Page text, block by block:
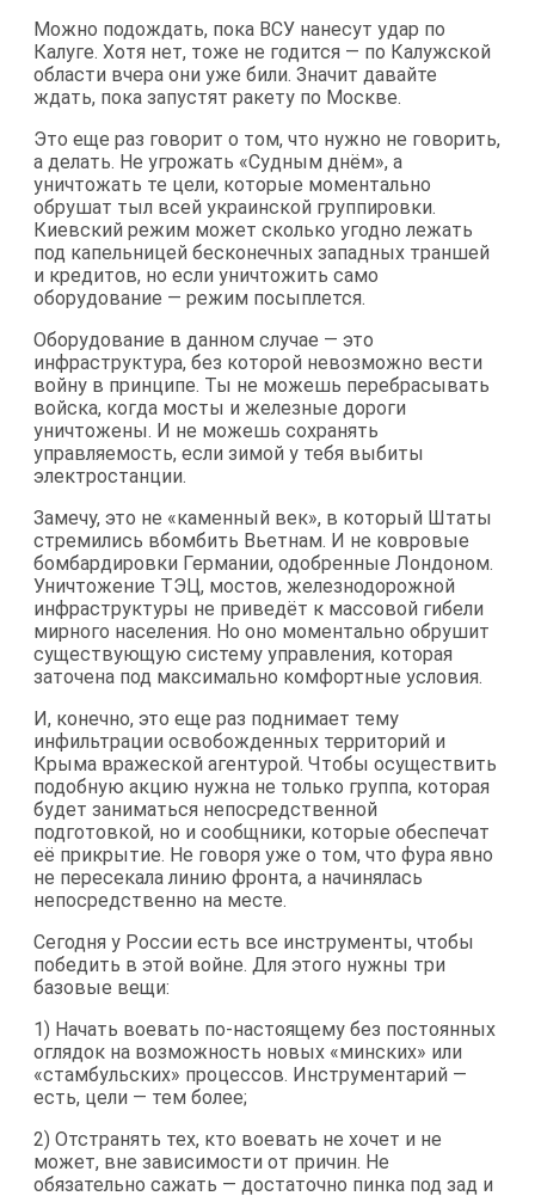
Можно подождать, пока ВСУ нанесут удар по
Калуге. Хотя нет, тоже не годится — по Калужской
области вчера они уже били. Значит давайте
ждать, пока запустят ракету по Москве.
Это еще раз говорит о том, что нужно не говорить,
а делать. Не угрожать «Судным днём», а
уничтожать те цели, которые моментально
обрушат тыл всей украинской группировки.
Киевский режим может сколько угодно лежать
под капельницей бесконечных западных траншей
и кредитов, но если уничтожить само
оборудование — режим посыплется.
Оборудование в данном случае — это
инфраструктура, без которой невозможно вести
войну в принципе. Ты не можешь перебрасывать
войска, когда мосты и железные дороги
уничтожены. И не можешь сохранять
управляемость, если зимой у тебя выбиты
электростанции.
Замечу, это не «каменный век», в который Штаты
стремились вбомбить Вьетнам. И не ковровые
бомбардировки Германии, одобренные Лондоном.
Уничтожение ТЭЦ, мостов, железнодорожной
инфраструктуры не приведёт к массовой гибели
мирного населения. Но оно моментально обрушит
существующую систему управления, которая
заточена под максимально комфортные условия.
И, конечно, это еще раз поднимает тему
инфильтрации освобожденных территорий и
Крыма вражеской агентурой. Чтобы осуществить
подобную акцию нужна не только группа, которая
будет заниматься непосредственной
подготовкой, но и сообщники, которые обеспечат
её прикрытие. Не говоря уже о том, что фура явно
не пересекала линию фронта, а начинялась
непосредственно на месте.
Сегодня у России есть все инструменты, чтобы
победить в этой войне. Для этого нужны три
базовые вещи:
1) Начать воевать по-настоящему без постоянных
оглядок на возможность новых «минских» или
«стамбульских» процессов. Инструментарий —
есть, цели — тем более;
2) Отстранять тех, кто воевать не хочет и не
может, вне зависимости от причин. Не
обязательно сажать — достаточно пинка под зад и